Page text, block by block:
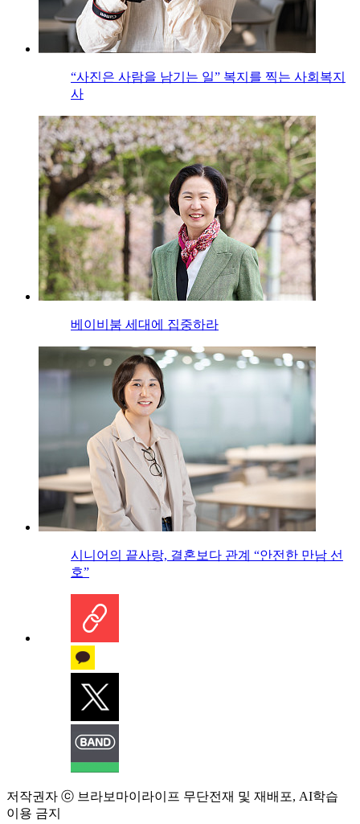
“사진은 사람을 남기는 일” 복지를 찍는 사회복지
사
베이비붐 세대에 집중하라
시니어의 끝사랑, 결혼보다 관계 “안전한 만남 선
호”
저작권자 ⓒ 브라보마이라이프 무단전재 및 재배포, AI학습
이용 금지